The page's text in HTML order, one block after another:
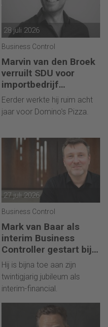
28 juli 2026
Business Control
Marvin van den Broek
verruilt SDU voor
importbedrijf
Kraaijeveld
Eerder werkte hij ruim acht
jaar voor Domino's Pizza.
27 juli 2026
Business Control
Mark van Baar als
interim Business
Controller gestart bij
Royal Apollo
Hij is bijna toe aan zijn
twintigjarig jubileum als
interim-financial.